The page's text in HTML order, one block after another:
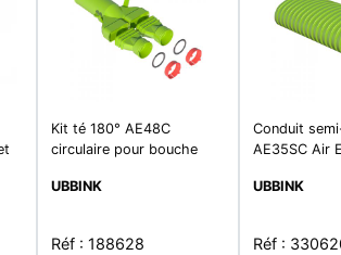
Kit té 180° AE48C
circulaire pour bouche
UBBINK
Réf : 188628
Conduit
AE35SC Air
UBBINK
Réf :